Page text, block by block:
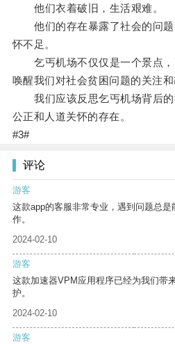
他们衣着破旧，生活艰难。
他们的存在暴露了社会的问题
怀不足。
乞丐机场不仅仅是一个景点，
唤醒我们对社会贫困问题的关注和
我们应该反思乞丐机场背后的
公正和人道关怀的存在。
#3#
评论
游客
这款app的客服非常专业，遇到问题总
作。
2024-02-10
游客
这款加速器VPM应用程序已经为我们带
护。
2024-02-10
游客